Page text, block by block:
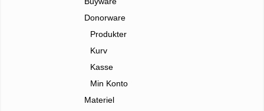
Donorware
Produkter
Kurv
Kasse
Min Konto
Materiel